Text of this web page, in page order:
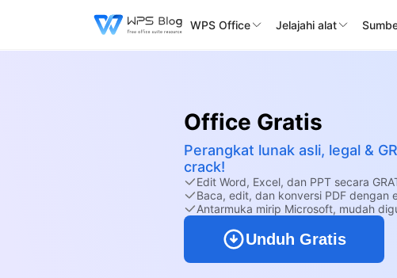
WPS Office Jelajahi alat
Office Gratis
Perangkat lunak asli, legal &
crack!
Edit Word, Excel, dan PPT secara
Baca, edit, dan konversi PDF dengan
Antarmuka mirip Microsoft, mudah
Unduh Gratis